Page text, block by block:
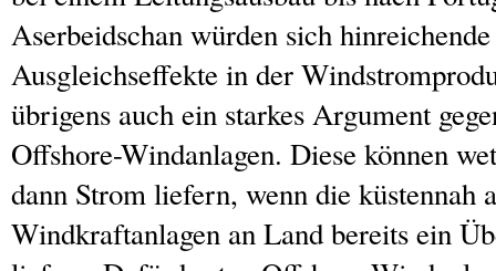
Aserbeidschan würden sich
Ausgleichseffekte in der
übrigens auch ein starkes Argument
Offshore-Windanlagen. Diese können
dann Strom liefern, wenn die küstennah
Windkraftanlagen an Land bereits ein